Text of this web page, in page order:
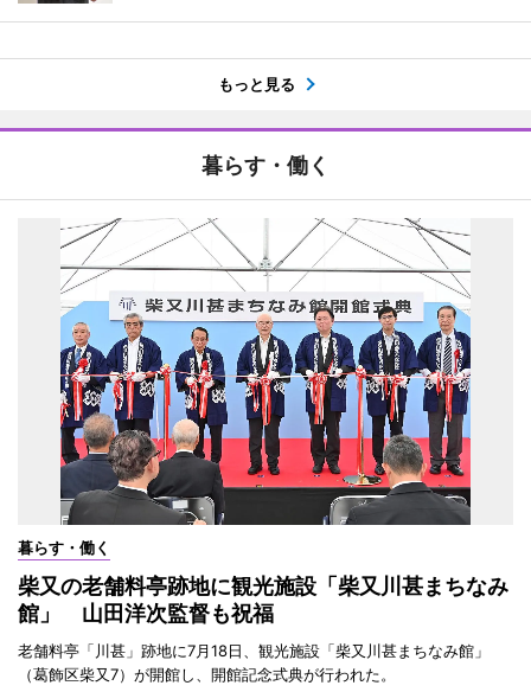
もっと見る
暮らす・働く
暮らす・働く
柴又の老舗料亭跡地に観光施設「柴又川甚まちなみ
館」 山田洋次監督も祝福
老舗料亭「川甚」跡地に7月18日、観光施設「柴又川甚まちなみ館」
（葛飾区柴又7）が開館し、開館記念式典が行われた。